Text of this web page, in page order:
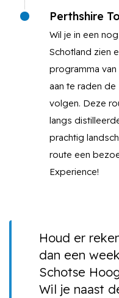
Perthshire
Wil je in een
Schotland zien
programma
aan te raden de
volgen. Deze
langs
prachtig
route een
Experience!
Houd er
dan een
Schotse
Wil je naast